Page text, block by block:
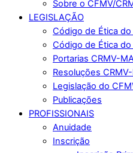
Sobre o CFMV/
LEGISLAÇÃO
Código de Ética
Código de Ética
Portarias CRMV-MA
Resoluções
Legislação do
Publicações
PROFISSIONAIS
Anuidade
Inscrição